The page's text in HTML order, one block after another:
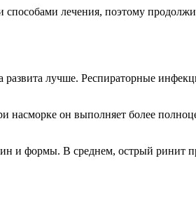
лечения, поэтому
лучше. Респираторные
он выполняет более
и формы. В среднем, острый ринит